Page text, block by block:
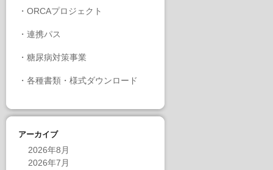
・ ORCAプロジェクト
・ 連携パス
・ 糖尿病対策事業
・ 各種書類・様式ダウンロード
アーカイブ
2026年8月
2026年7月